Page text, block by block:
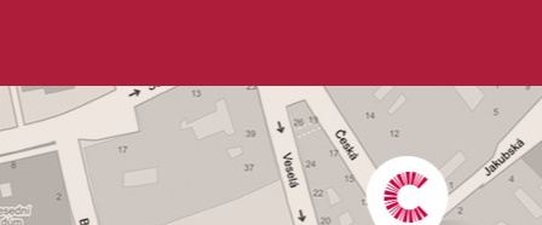
Počet skladeb: 7
Počet stran: 32